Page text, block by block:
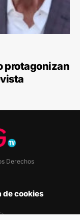
protagonizan
Derechos
de cookies